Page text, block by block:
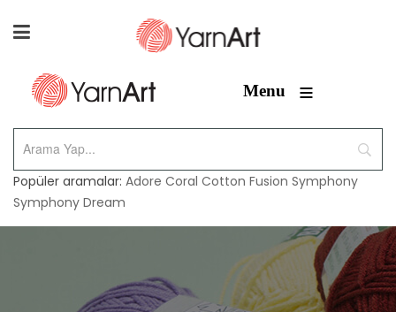
Menu ≡
Popüler aramalar: Adore Coral Cotton Fusion Symphony
Symphony Dream